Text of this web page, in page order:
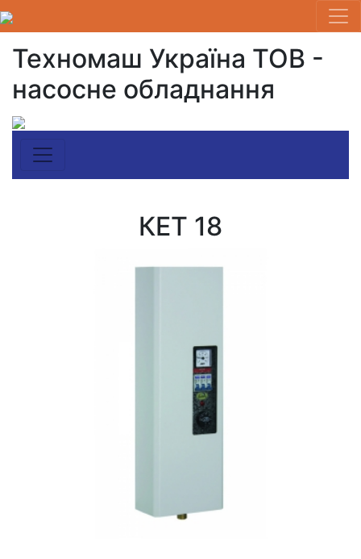
Техномаш Україна ТОВ -
насосне обладнання
КЕТ 18